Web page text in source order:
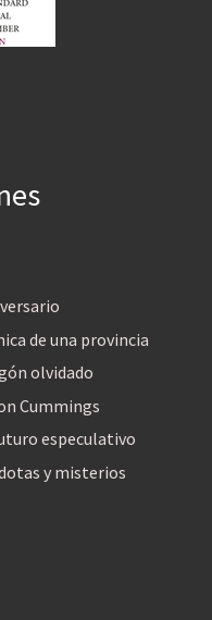
de una provincia
olvidado
Cummings
especulativo
y misterios